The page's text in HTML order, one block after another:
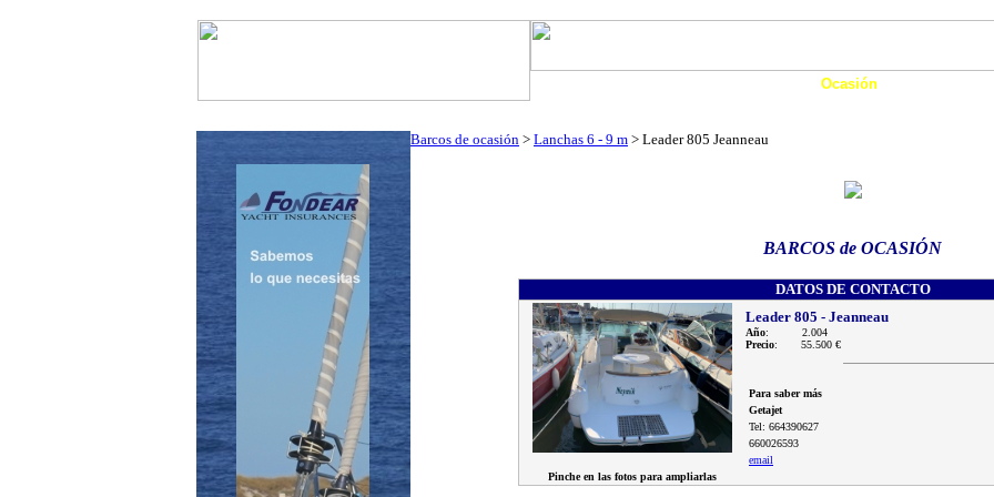
Ocasión
Barcos de ocasión > Lanchas 6 - 9 m > Leader 805 Jeanneau
BARCOS de OCASIÓN
DATOS DE CONTACTO
Pinche en las fotos para ampliarlas
Leader 805 - Jeanneau
Año: 2.004
Precio: 55.500 €
Para saber más
Getajet
Tel: 664390627
660026593
email